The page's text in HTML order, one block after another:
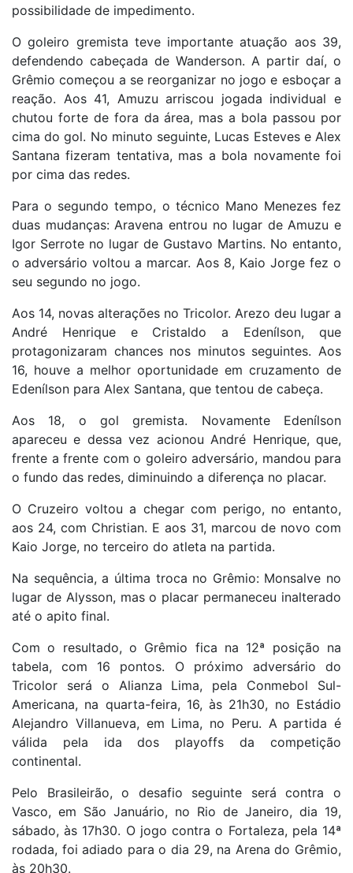
possibilidade de impedimento.
O goleiro gremista teve importante atuação aos 39,
defendendo cabeçada de Wanderson. A partir daí, o
Grêmio começou a se reorganizar no jogo e esboçar a
reação. Aos 41, Amuzu arriscou jogada individual e
chutou forte de fora da área, mas a bola passou por
cima do gol. No minuto seguinte, Lucas Esteves e Alex
Santana fizeram tentativa, mas a bola novamente foi
por cima das redes.
Para o segundo tempo, o técnico Mano Menezes fez
duas mudanças: Aravena entrou no lugar de Amuzu e
Igor Serrote no lugar de Gustavo Martins. No entanto,
o adversário voltou a marcar. Aos 8, Kaio Jorge fez o
seu segundo no jogo.
Aos 14, novas alterações no Tricolor. Arezo deu lugar a
André Henrique e Cristaldo a Edenílson, que
protagonizaram chances nos minutos seguintes. Aos
16, houve a melhor oportunidade em cruzamento de
Edenílson para Alex Santana, que tentou de cabeça.
Aos 18, o gol gremista. Novamente Edenílson
apareceu e dessa vez acionou André Henrique, que,
frente a frente com o goleiro adversário, mandou para
o fundo das redes, diminuindo a diferença no placar.
O Cruzeiro voltou a chegar com perigo, no entanto,
aos 24, com Christian. E aos 31, marcou de novo com
Kaio Jorge, no terceiro do atleta na partida.
Na sequência, a última troca no Grêmio: Monsalve no
lugar de Alysson, mas o placar permaneceu inalterado
até o apito final.
Com o resultado, o Grêmio fica na 12ª posição na
tabela, com 16 pontos. O próximo adversário do
Tricolor será o Alianza Lima, pela Conmebol Sul-
Americana, na quarta-feira, 16, às 21h30, no Estádio
Alejandro Villanueva, em Lima, no Peru. A partida é
válida pela ida dos playoffs da competição
continental.
Pelo Brasileirão, o desafio seguinte será contra o
Vasco, em São Januário, no Rio de Janeiro, dia 19,
sábado, às 17h30. O jogo contra o Fortaleza, pela 14ª
rodada, foi adiado para o dia 29, na Arena do Grêmio,
às 20h30.